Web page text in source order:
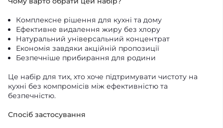
Комплексне рішення для кухні та дому
Ефективне видалення жиру без хлору
Натуральний універсальний концентрат
Економія завдяки акційній пропозиції
Безпечніше прибирання для родини
Це набір для тих, хто хоче підтримувати чистоту на
кухні без компромісів між ефективністю та
безпечністю.
Спосіб застосування